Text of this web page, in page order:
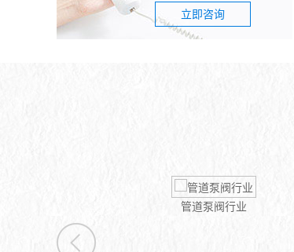
立即咨询
管道泵阀行业